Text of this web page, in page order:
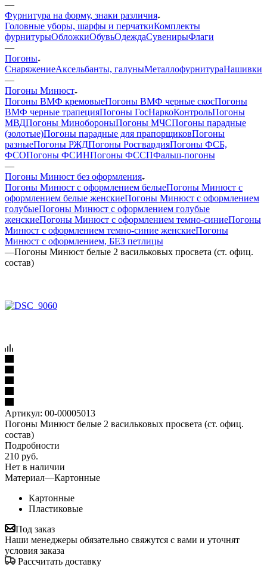
—
Фурнитура на форму, знаки различия
Головные уборы, шарфы и перчаткиКомплекты
фурнитурыОбложкиОбувьОдеждаСувенирыФлаги
—
Погоны
СнаряжениеАксельбанты, галуныМеталлофурнитураНашивки
—
Погоны Минюст
Погоны ВМФ кремовыеПогоны ВМФ черные скосПогоны
ВМФ черные трапецияПогоны ГосНаркоКонтрольПогоны
МВДПогоны МинобороныПогоны МЧСПогоны парадные
(золотые)Погоны парадные для прапорщиковПогоны
разныеПогоны РЖДПогоны РосгвардияПогоны ФСБ,
ФСОПогоны ФСИНПогоны ФССПФальш-погоны
—
Погоны Минюст без оформления
Погоны Минюст с оформлением белыеПогоны Минюст с
оформлением белые женскиеПогоны Минюст с оформлением
голубыеПогоны Минюст с оформлением голубые
женскиеПогоны Минюст с оформлением темно-синиеПогоны
Минюст с оформлением темно-синие женскиеПогоны
Минюст с оформлением, БЕЗ петлицы
—Погоны Минюст белые 2 васильковых просвета (ст. офиц.
состав)
Артикул: 00-00005013
Погоны Минюст белые 2 васильковых просвета (ст. офиц.
состав)
Подробности
210 руб.
Нет в наличии
Материал—Картонные
Картонные
Пластиковые
Под заказ
Наши менеджеры обязательно свяжутся с вами и уточнят
условия заказа
Рассчитать доставку